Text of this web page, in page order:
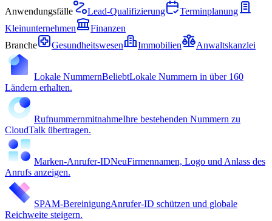
Anwendungsfälle
Lead-Qualifizierung
Terminplanung
Kleinunternehmen
Finanzen
Branche
Gesundheitswesen Immobilien Anwaltskanzlei
Lokale NummernBeliebtLokale Nummern in über 160
Ländern erhalten.
RufnummernmitnahmeIhre bestehenden Nummern zu
CloudTalk übertragen.
Marken-Anrufer-IDNeuFirmennamen, Logo und Anlass des
Anrufs anzeigen.
SPAM-BereinigungAnrufer-ID schützen und globale
Reichweite steigern.